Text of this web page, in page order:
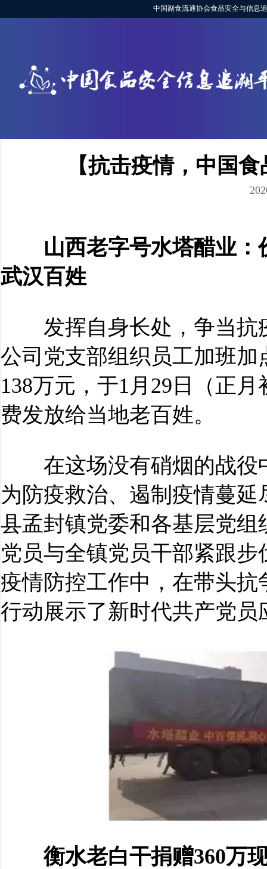
中国副食流通协会食品安全与信息
【抗击疫情，中国
山西老字号水塔醋业：
武汉百姓
发挥自身长处，争当抗
公司党支部组织员工加班加
138万元，于1月29日（正
费发放给当地老百姓。
在这场没有硝烟的战役
为防疫救治、遏制疫情蔓
县孟封镇党委和各基层党
党员与全镇党员干部紧跟
疫情防控工作中，在带头
行动展示了新时代共产党
衡水老白干捐赠360万